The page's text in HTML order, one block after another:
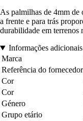
As palmilhas de 4mm de
a frente e para trás
durabilidade em terrenos
Informações adicionais
Marca
Referência do fornecedor
Cor
Cor
Género
Grupo etário